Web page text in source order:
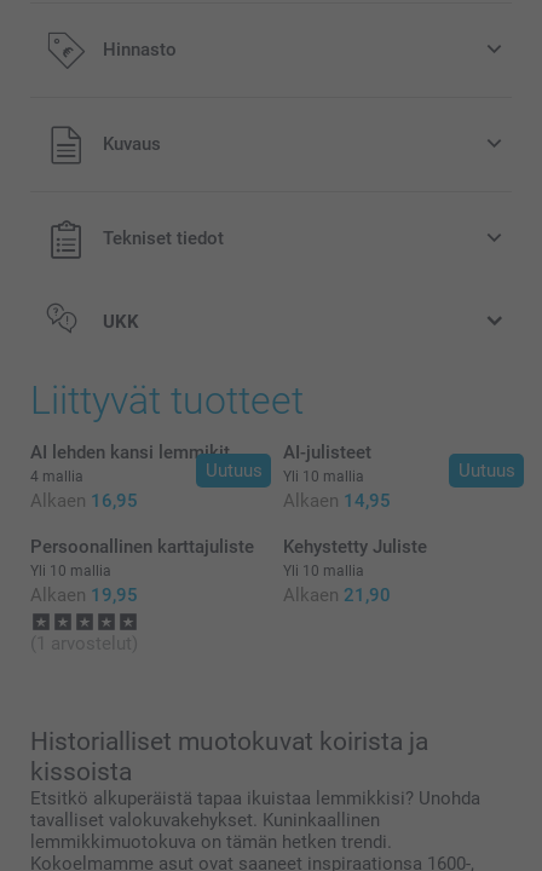
Hinnasto
Kaikki hinnat ovat euroina, sisältävät arvonlisäveron ja
eivät sisällä postikuluja.
Kuvaus
Tekniset tiedot
UKK
Liittyvät tuotteet
Uutuus
AI lehden kansi lemmikit
4 mallia
Alkaen 16,95
Uutuus
AI-julisteet
Yli 10 mallia
Alkaen 14,95
Persoonallinen karttajuliste
Yli 10 mallia
Alkaen 19,95
(1 arvostelut)
Kehystetty Juliste
Yli 10 mallia
Alkaen 21,90
Historialliset muotokuvat koirista ja
kissoista
Etsitkö alkuperäistä tapaa ikuistaa lemmikkisi? Unohda
tavalliset valokuvakehykset. Kuninkaallinen
lemmikkimuotokuva on tämän hetken trendi.
Kokoelmamme asut ovat saaneet inspiraationsa 1600-,